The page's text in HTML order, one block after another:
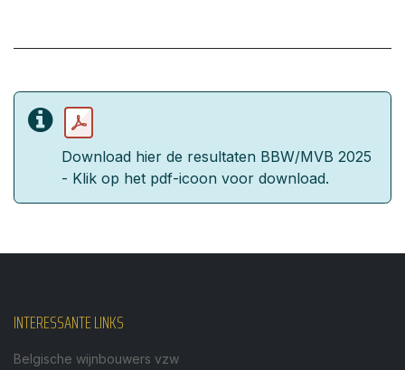
Download hier de resultaten BBW/MVB 2025
- Klik op het pdf-icoon voor download.
INTERESSANTE LINKS
Belgische wijnbouwers vzw